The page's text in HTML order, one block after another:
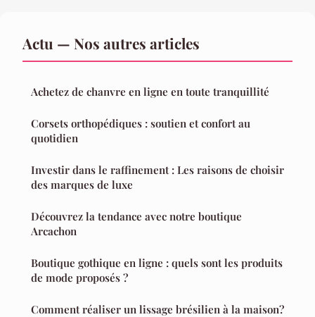
Actu — Nos autres articles
Achetez de chanvre en ligne en toute tranquillité
Corsets orthopédiques : soutien et confort au
quotidien
Investir dans le raffinement : Les raisons de choisir
des marques de luxe
Découvrez la tendance avec notre boutique
Arcachon
Boutique gothique en ligne : quels sont les produits
de mode proposés ?
Comment réaliser un lissage brésilien à la maison?